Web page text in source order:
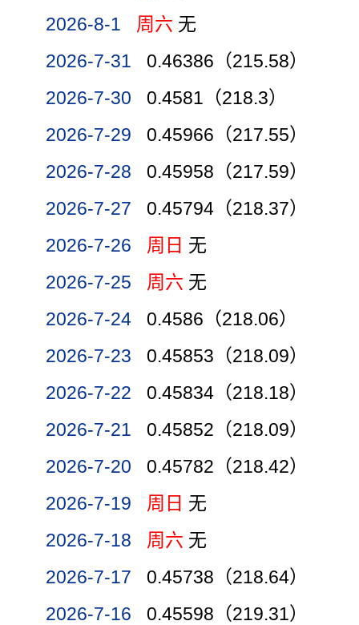
2026-8-1
周六 无
2026-7-31
0.46386（215.58）
2026-7-30
0.4581（218.3）
2026-7-29
0.45966（217.55）
2026-7-28
0.45958（217.59）
2026-7-27
0.45794（218.37）
2026-7-26
周日 无
2026-7-25
周六 无
2026-7-24
0.4586（218.06）
2026-7-23
0.45853（218.09）
2026-7-22
0.45834（218.18）
2026-7-21
0.45852（218.09）
2026-7-20
0.45782（218.42）
2026-7-19
周日 无
2026-7-18
周六 无
2026-7-17
0.45738（218.64）
2026-7-16
0.45598（219.31）